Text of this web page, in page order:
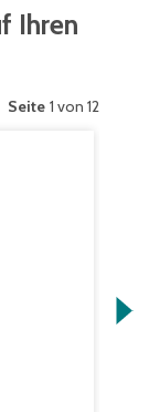
Ihren
Seite 1 von 12